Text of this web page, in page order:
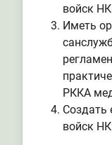
войск
Иметь
РККА
Создать
войск